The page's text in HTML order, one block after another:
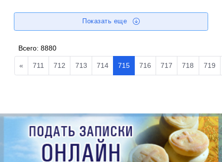
Показать еще
Всего:8880
« 711 712 713 714 715 716 717 718 719